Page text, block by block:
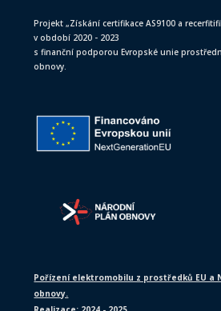
Projekt „Získání certifikace AS9100 a
v období 2020 - 2023
s finanční podporou Evropské unie
obnovy.
Pořízení elektromobilu z prostředků EU a
obnovy.